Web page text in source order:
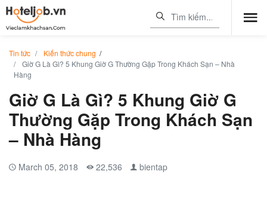
Tin tức Kiến thức chung /
Giờ G Là Gì? 5 Khung Giờ G Thường Gặp Trong Khách Sạn – Nhà
Hàng
Giờ G Là Gì? 5 Khung Giờ G
Thường Gặp Trong Khách Sạn
– Nhà Hàng
March 05, 2018 22,536 bientap